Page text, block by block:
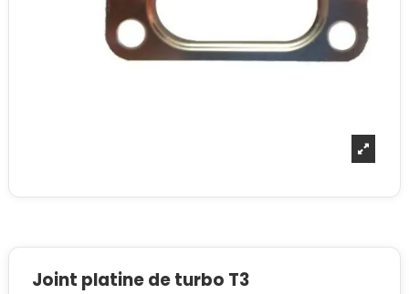
Joint platine de turbo T3